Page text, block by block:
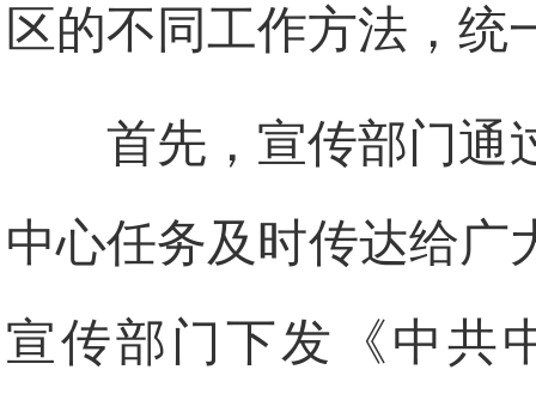
区的不同工作方法，统
首先，宣传部门通
中心任务及时传达给广
宣传部门下发《中共